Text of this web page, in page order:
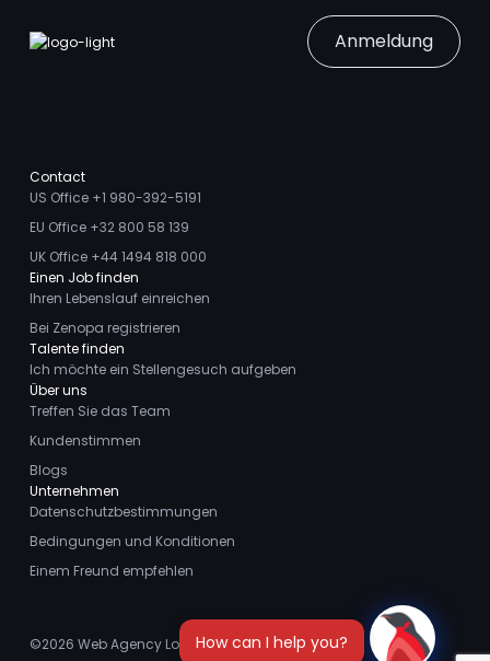
Anmeldung
Contact
US Office +1 980-392-5191
EU Office +32 800 58 139
UK Office +44 1494 818 000
Einen Job finden
Ihren Lebenslauf einreichen
Bei Zenopa registrieren
Talente finden
Ich möchte ein Stellengesuch aufgeben
Über uns
Treffen Sie das Team
Kundenstimmen
Blogs
Unternehmen
Datenschutzbestimmungen
Bedingungen und Konditionen
Einem Freund empfehlen
©2026 Web Agency London